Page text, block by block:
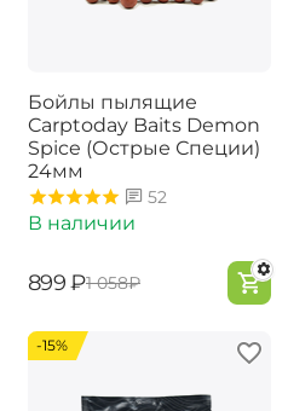
Бойлы пылящие
Carptoday Baits Demon
Spice (Острые Специи)
24мм
52
В наличии
‍899‍ ₽‍1 058‍₽
-15%